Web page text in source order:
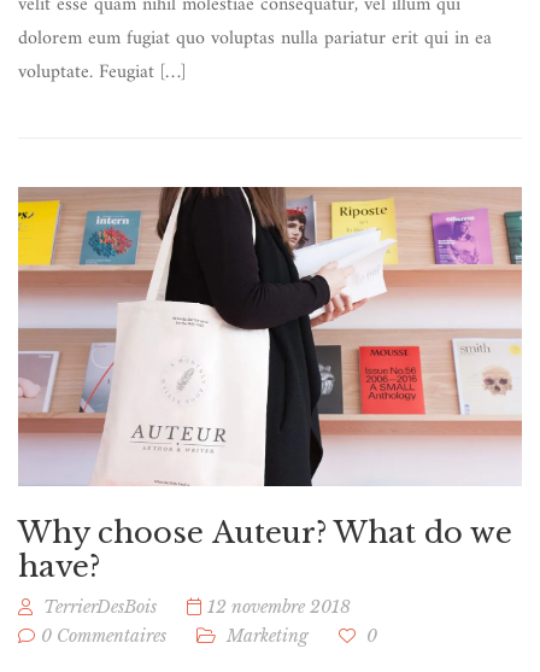
dolorem eum fugiat quo voluptas nulla pariatur erit qui in ea
voluptate. Feugiat […]
Why choose Auteur? What do we
have?
TerrierDesBois
12 novembre 2018
0 Commentaires
Marketing 0